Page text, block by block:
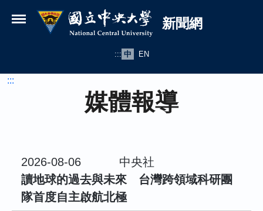
國立中央大學新聞網
新聞網
::: 中 EN
:::
媒體報導
2026-08-06
中央社
讀地球的過去與未來 台灣跨領域科研團
隊首度自主啟航北極